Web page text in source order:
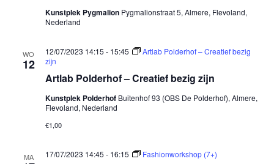
Kunstplek Pygmalion Pygmalionstraat 5, Almere, Flevoland,
Nederland
WO
12
Artlab Polderhof – Creatief bezig zijn
12/07/2023 14:15 - 15:45
Artlab Polderhof – Creatief bezig
zijn
Kunstplek Polderhof Buitenhof 93 (OBS De Polderhof), Almere,
Flevoland, Nederland
€1,00
MA 17/07/2023 14:45 - 16:15 Fashionworkshop (7+)